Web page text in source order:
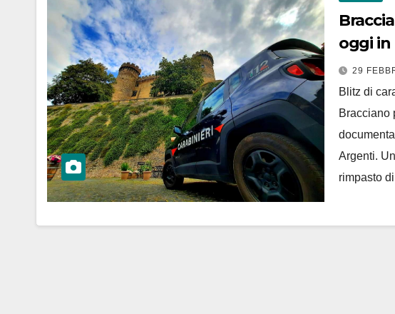
oggi
29
Blitz di
Bracciano
Argenti.
rimpasto